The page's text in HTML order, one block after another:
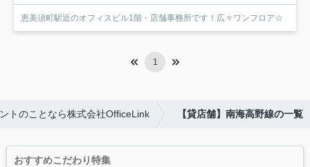
恵美須町駅近のオフィスビル1階・店舗事務所です！広々ワンフロア☆
1
トのことなら株式会社OfficeLink 【貸店舗】南海高野線の一覧
おすすめこだわり特集